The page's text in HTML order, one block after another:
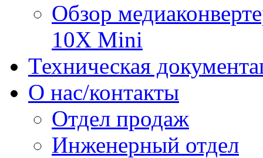
Обзор
10X Mini
Техническая
О нас/контакты
Отдел продаж
Инженерный отдел